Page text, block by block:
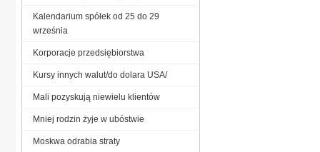
Kalendarium spółek od 25 do 29
września
Korporacje przedsiębiorstwa
Kursy innych walut/do dolara USA/
Mali pozyskują niewielu klientów
Mniej rodzin żyje w ubóstwie
Moskwa odrabia straty